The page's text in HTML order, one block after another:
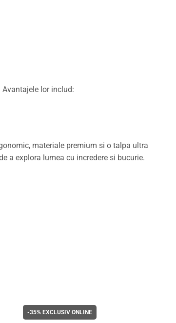
lor includ:
materiale premium si o talpa ultra
a explora lumea cu incredere si bucurie.
-35%EXCLUSIV ONLINE